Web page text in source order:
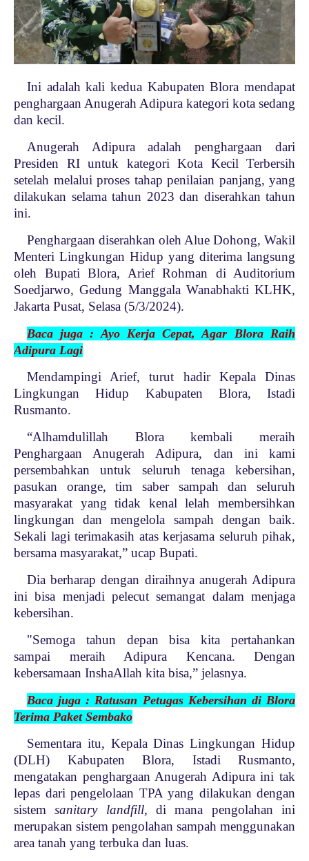
Ini adalah kali kedua Kabupaten Blora mendapat
penghargaan Anugerah Adipura kategori kota sedang
dan kecil.
Anugerah Adipura adalah penghargaan dari
Presiden RI untuk kategori Kota Kecil Terbersih
setelah melalui proses tahap penilaian panjang, yang
dilakukan selama tahun 2023 dan diserahkan tahun
ini.
Penghargaan diserahkan oleh Alue Dohong, Wakil
Menteri Lingkungan Hidup yang diterima langsung
oleh Bupati Blora, Arief Rohman di Auditorium
Soedjarwo, Gedung Manggala Wanabhakti KLHK,
Jakarta Pusat, Selasa (5/3/2024).
Baca juga : Ayo Kerja Cepat, Agar Blora Raih
Adipura Lagi
Mendampingi Arief, turut hadir Kepala Dinas
Lingkungan Hidup Kabupaten Blora, Istadi
Rusmanto.
“Alhamdulillah Blora kembali meraih
Penghargaan Anugerah Adipura, dan ini kami
persembahkan untuk seluruh tenaga kebersihan,
pasukan orange, tim saber sampah dan seluruh
masyarakat yang tidak kenal lelah membersihkan
lingkungan dan mengelola sampah dengan baik.
Sekali lagi terimakasih atas kerjasama seluruh pihak,
bersama masyarakat,” ucap Bupati.
Dia berharap dengan diraihnya anugerah Adipura
ini bisa menjadi pelecut semangat dalam menjaga
kebersihan.
"Semoga tahun depan bisa kita pertahankan
sampai meraih Adipura Kencana. Dengan
kebersamaan InshaAllah kita bisa,” jelasnya.
Baca juga : Ratusan Petugas Kebersihan di Blora
Terima Paket Sembako
Sementara itu, Kepala Dinas Lingkungan Hidup
(DLH) Kabupaten Blora, Istadi Rusmanto,
mengatakan penghargaan Anugerah Adipura ini tak
lepas dari pengelolaan TPA yang dilakukan dengan
sistemsanitary landfill, di mana pengolahan ini
merupakan sistem pengolahan sampah menggunakan
area tanah yang terbuka dan luas.